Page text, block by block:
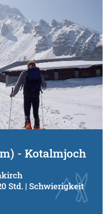
- Kotalmjoch
Std. | Schwierigkeit